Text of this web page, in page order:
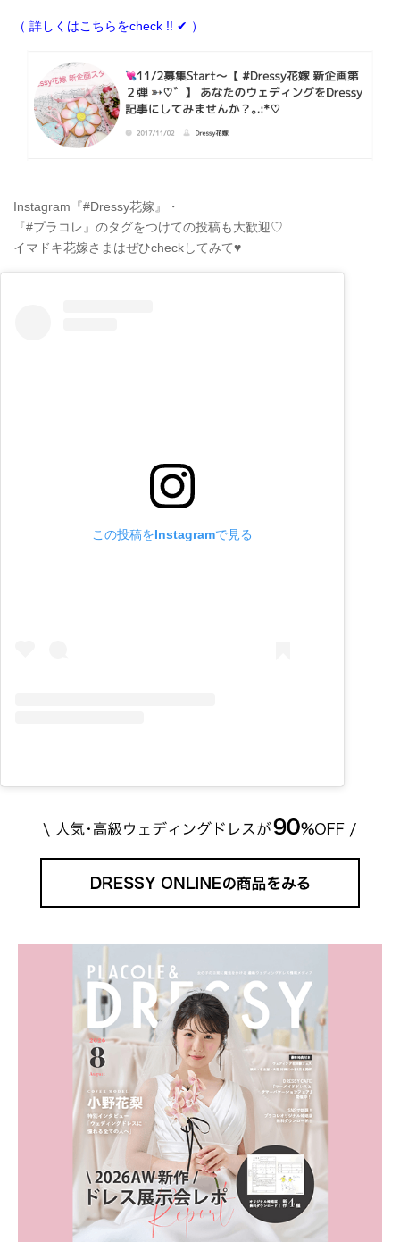
（ 詳しくはこちらをcheck !! ✔ ）
Instagram『#Dressy花嫁』・
『#プラコレ』のタグをつけての投稿も大歓迎♡
イマドキ花嫁さまはぜひcheckしてみて♥
この投稿をInstagramで見る